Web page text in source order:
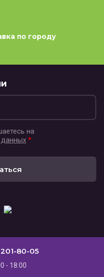
по городу
на
*
80-05
- 18:00